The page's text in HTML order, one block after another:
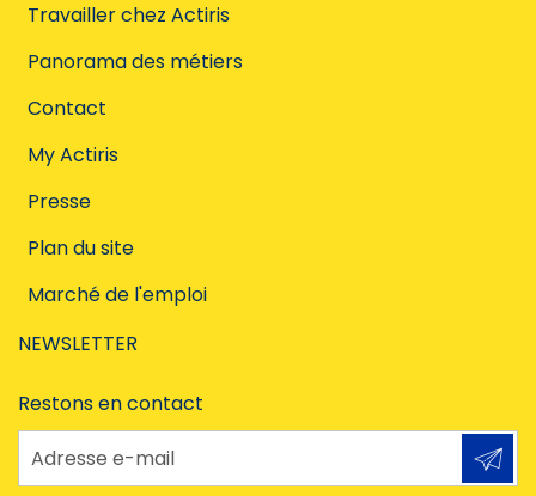
Travailler chez Actiris
Panorama des métiers
Contact
My Actiris
Presse
Plan du site
Marché de l'emploi
NEWSLETTER
Restons en contact
Adresse e-mail